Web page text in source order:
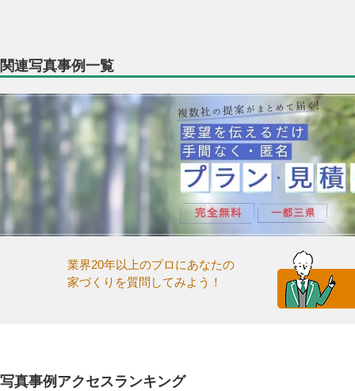
関連写真事例一覧
業界20年以上のプロにあなたの
家づくりを質問してみよう！
写真事例アクセスランキング